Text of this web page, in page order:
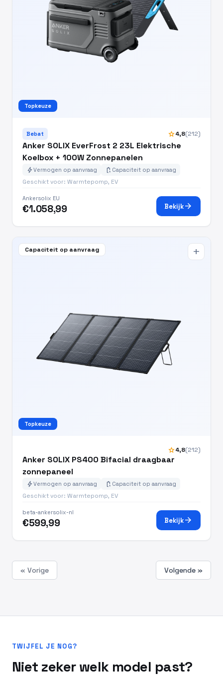
Topkeuze
Bebat star4,8(212)
Anker SOLIX EverFrost 2 23L Elektrische
Koelbox + 100W Zonnepanelen
boltVermogen op aanvraag battery_charging_full Capaciteit op aanvraag
Geschikt voor: Warmtepomp, EV
Ankersolix EU
€1.058,99 Bekijkarrow_forward
Capaciteit op aanvraag
Topkeuze
add
star4,8(212)
Anker SOLIX PS400 Bifacial draagbaar
zonnepaneel
boltVermogen op aanvraag battery_charging_full Capaciteit op aanvraag
Geschikt voor: Warmtepomp, EV
beta-ankersolix-nl
€599,99 Bekijkarrow_forward
« Vorige Volgende »
TWIJFEL JE NOG?
Niet zeker welk model past?